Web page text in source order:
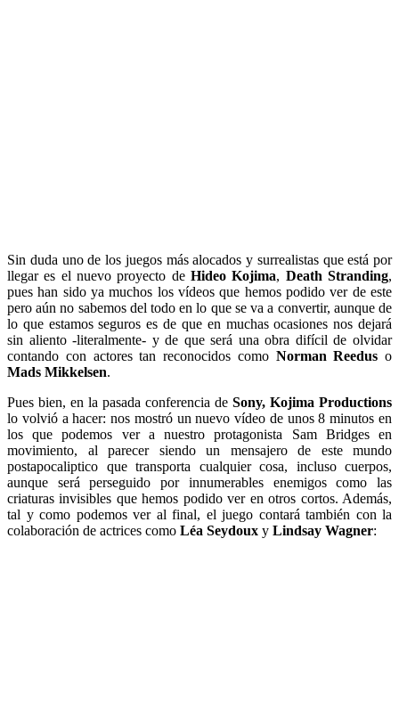
Sin duda uno de los juegos más alocados y surrealistas que está por
llegar es el nuevo proyecto de Hideo Kojima, Death Stranding,
pues han sido ya muchos los vídeos que hemos podido ver de este
pero aún no sabemos del todo en lo que se va a convertir, aunque de
lo que estamos seguros es de que en muchas ocasiones nos dejará
sin aliento -literalmente- y de que será una obra difícil de olvidar
contando con actores tan reconocidos como Norman Reedus o
Mads Mikkelsen.
Pues bien, en la pasada conferencia de Sony, Kojima Productions
lo volvió a hacer: nos mostró un nuevo vídeo de unos 8 minutos en
los que podemos ver a nuestro protagonista Sam Bridges en
movimiento, al parecer siendo un mensajero de este mundo
postapocaliptico que transporta cualquier cosa, incluso cuerpos,
aunque será perseguido por innumerables enemigos como las
criaturas invisibles que hemos podido ver en otros cortos. Además,
tal y como podemos ver al final, el juego contará también con la
colaboración de actrices como Léa Seydoux y Lindsay Wagner: